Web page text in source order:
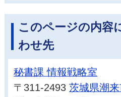
このページの内容
わせ先
秘書課 情報戦略室
〒311-2493茨城県潮